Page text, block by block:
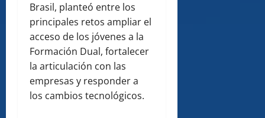
Brasil, planteó entre los
principales retos ampliar el
acceso de los jóvenes a la
Formación Dual, fortalecer
la articulación con las
empresas y responder a
los cambios tecnológicos.